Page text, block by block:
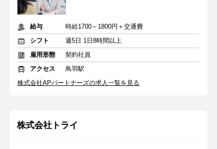
給与
時給1700～1800円＋交通費
シフト
週5日 1日8時間以上
雇用形態
契約社員
アクセス
鳥羽駅
株式会社APパートナーズの求人一覧を見る
株式会社トライ